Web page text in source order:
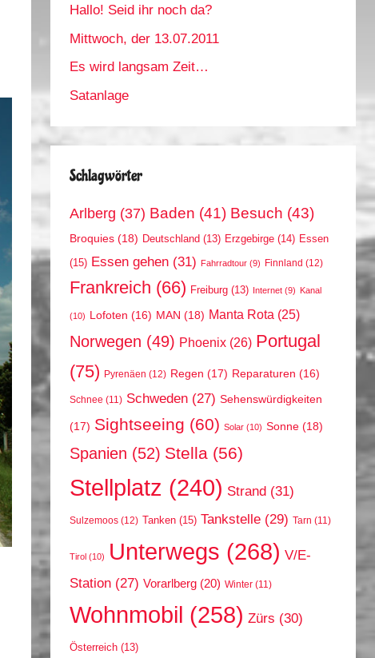
Hallo! Seid ihr noch da?
Mittwoch, der 13.07.2011
Es wird langsam Zeit…
Satanlage
Schlagwörter
Arlberg (37) Baden (41) Besuch (43)
Broquies (18) Deutschland (13) Erzgebirge (14) Essen
(15) Essen gehen (31) Fahrradtour (9) Finnland (12)
Frankreich (66) Freiburg (13) Internet (9) Kanal
(10) Lofoten (16) MAN (18) Manta Rota (25)
Norwegen (49) Phoenix (26) Portugal
(75) Pyrenäen (12) Regen (17) Reparaturen (16)
Schnee (11) Schweden (27) Sehenswürdigkeiten
(17) Sightseeing (60) Solar (10) Sonne (18)
Spanien (52) Stella (56)
Stellplatz (240) Strand (31)
Sulzemoos (12) Tanken (15) Tankstelle (29) Tarn (11)
Tirol (10) Unterwegs (268) V/E-
Station (27) Vorarlberg (20) Winter (11)
Wohnmobil (258) Zürs (30)
Österreich (13)